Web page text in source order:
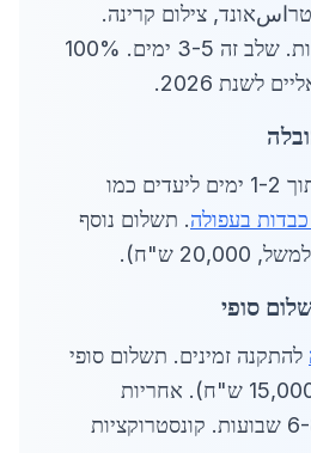
צילום קרינה.
תעודות איכות נשלחות. שלב זה 3-5 ימים. 100%
לשנת 2026.
כמו
בעפולה. תשלום נוסף
להתקנה זמינים. תשלום סופי
30% עם השלמה (15,000 ש"ח). אחריות
שנתית. סה"כ זמן: 6-8 שבועות. קונסטרוקציות